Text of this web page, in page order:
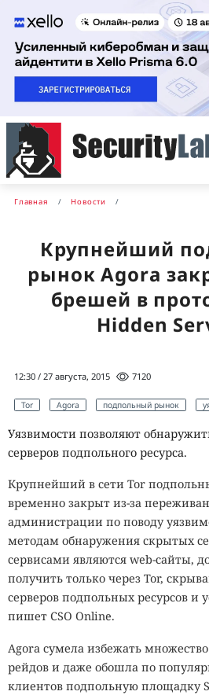
Главная Новости
Крупнейший
рынок Agora
брешей в
Hidden
12:30 / 27 августа, 2015 7120
Tor Agora подпольный рынок
Уязвимости позволяют
серверов подпольного ресурса.
Крупнейший в сети Tor
временно закрыт из-за
администрации по поводу
методам обнаружения скрытых
сервисами являются web-сайты,
получить только через Tor,
серверов подпольных ресурсов и
пишет CSO Online.
Agora сумела избежать
рейдов и даже обошла по
клиентов подпольную площадку